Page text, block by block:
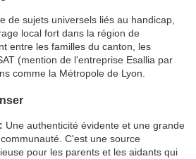
de sujets universels liés au handicap,
local fort dans la région de
entre les familles du canton, les
(mention de l'entreprise Esallia par
comme la Métropole de Lyon.
Une authenticité évidente et une grande
C'est une source
pour les parents et les aidants qui